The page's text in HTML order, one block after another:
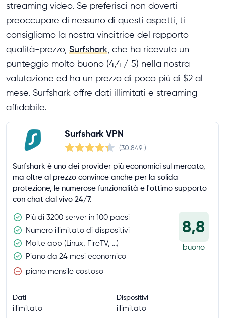
streaming video. Se preferisci non doverti
preoccupare di nessuno di questi aspetti, ti
consigliamo la nostra vincitrice del rapporto
qualità-prezzo, Surfshark, che ha ricevuto un
punteggio molto buono (4,4 / 5) nella nostra
valutazione ed ha un prezzo di poco più di $2 al
mese. Surfshark offre dati illimitati e streaming
affidabile.
Surfshark VPN
(30.849 )
Surfshark è uno dei provider più economici sul mercato,
ma oltre al prezzo convince anche per la solida
protezione, le numerose funzionalità e l'ottimo supporto
con chat dal vivo 24/7.
Più di 3200 server in 100 paesi
Numero illimitato di dispositivi
Molte app (Linux, FireTV, ...)
Piano da 24 mesi economico
piano mensile costoso
8,8
buono
Dati
illimitato
Dispositivi
illimitato